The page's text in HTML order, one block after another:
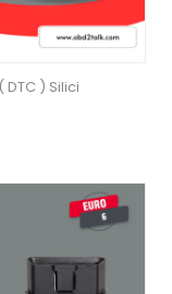
DTC ) Silici